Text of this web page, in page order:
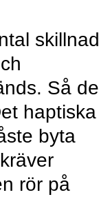
Så de
haptiska
byta
rör på